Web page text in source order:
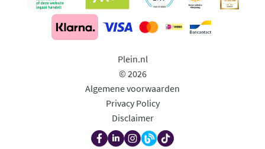
Plein.nl
© 2026
Algemene voorwaarden
Privacy Policy
Disclaimer